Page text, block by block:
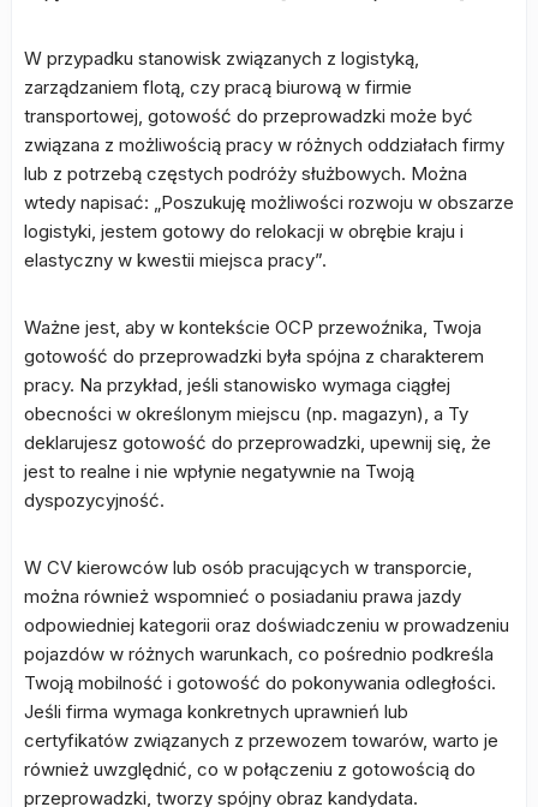
W przypadku stanowisk związanych z logistyką,
zarządzaniem flotą, czy pracą biurową w firmie
transportowej, gotowość do przeprowadzki może być
związana z możliwością pracy w różnych oddziałach firmy
lub z potrzebą częstych podróży służbowych. Można
wtedy napisać: „Poszukuję możliwości rozwoju w obszarze
logistyki, jestem gotowy do relokacji w obrębie kraju i
elastyczny w kwestii miejsca pracy”.
Ważne jest, aby w kontekście OCP przewoźnika, Twoja
gotowość do przeprowadzki była spójna z charakterem
pracy. Na przykład, jeśli stanowisko wymaga ciągłej
obecności w określonym miejscu (np. magazyn), a Ty
deklarujesz gotowość do przeprowadzki, upewnij się, że
jest to realne i nie wpłynie negatywnie na Twoją
dyspozycyjność.
W CV kierowców lub osób pracujących w transporcie,
można również wspomnieć o posiadaniu prawa jazdy
odpowiedniej kategorii oraz doświadczeniu w prowadzeniu
pojazdów w różnych warunkach, co pośrednio podkreśla
Twoją mobilność i gotowość do pokonywania odległości.
Jeśli firma wymaga konkretnych uprawnień lub
certyfikatów związanych z przewozem towarów, warto je
również uwzględnić, co w połączeniu z gotowością do
przeprowadzki, tworzy spójny obraz kandydata.